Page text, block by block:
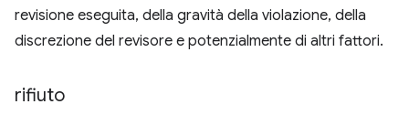
revisione eseguita, della gravità della violazione, della
discrezione del revisore e potenzialmente di altri fattori.
rifiuto